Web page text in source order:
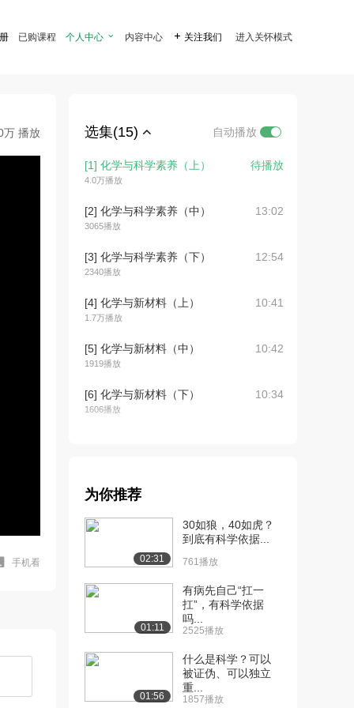
已购课程 个人中心  内容中心  关注我们 进入关怀模式
万 播放
手机看
选集(15) 自动播放
[1] 化学与科学素养（上）
4.0万播放
待播放
[2] 化学与科学素养（中）
3065播放
13:02
[3] 化学与科学素养（下）
2340播放
12:54
[4] 化学与新材料（上）
1.7万播放
10:41
[5] 化学与新材料（中）
1919播放
10:42
[6] 化学与新材料（下）
1606播放
10:34
[8] 化学与新能源（中）
1167播放
[9] 化学与新能源（下） 10:44
（上）
（中）
[12] 化学与生命科学
为你推荐
02:31
30如狼，40如虎？
到底有科学依据...
761播放
01:11
有病先自己“扛一
扛”，有科学依据
吗...
2525播放
01:56
什么是科学？可以
被证伪、可以独立
重...
1857播放